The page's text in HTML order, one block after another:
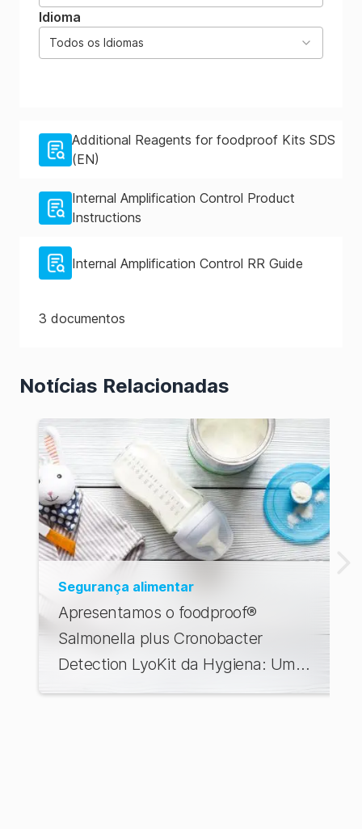
Idioma
Todos os Idiomas
Additional Reagents for foodproof Kits SDS
(EN)
Internal Amplification Control Product
Instructions
Internal Amplification Control RR Guide
3 documentos
Notícias Relacionadas
Segurança alimentar
Apresentamos o foodproof®
Salmonella plus Cronobacter
Detection LyoKit da Hygiena: Um
divisor de águas para a segurança de